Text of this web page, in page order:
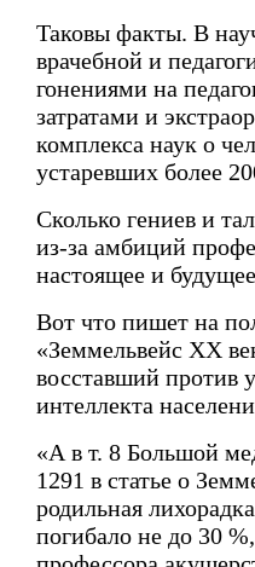
Таковы факты. В
врачебной и
гонениями на
затратами и
комплекса наук о
устаревших более
Сколько гениев и
из-за амбиций
настоящее и
Вот что пишет на
«Земмельвейс ХХ
восставший против
интеллекта
«А в т. 8 Большой
1291 в статье о
родильная
погибало не до 30